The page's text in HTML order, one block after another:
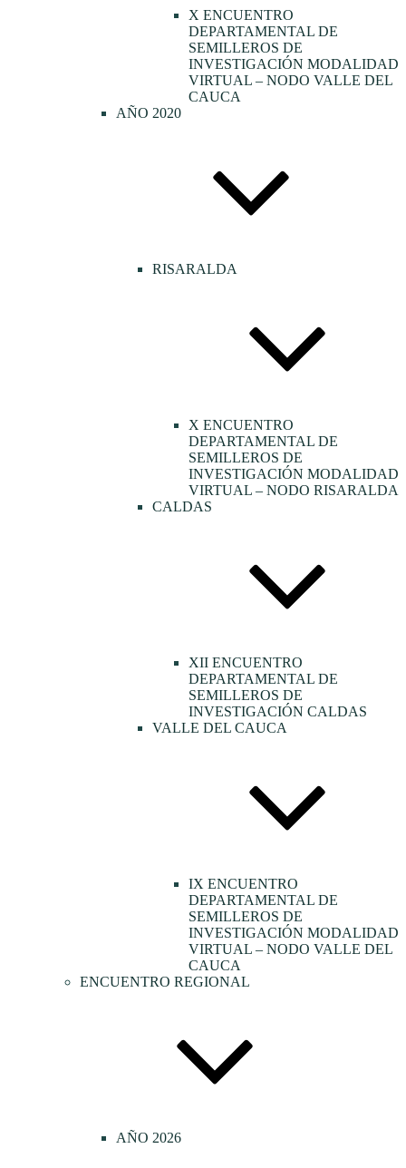
X ENCUENTRO
DEPARTAMENTAL DE
SEMILLEROS DE
INVESTIGACIÓN MODALIDAD
VIRTUAL – NODO VALLE DEL
CAUCA
AÑO 2020
RISARALDA
X ENCUENTRO
DEPARTAMENTAL DE
SEMILLEROS DE
INVESTIGACIÓN MODALIDAD
VIRTUAL – NODO RISARALDA
CALDAS
XII ENCUENTRO
DEPARTAMENTAL DE
SEMILLEROS DE
INVESTIGACIÓN CALDAS
VALLE DEL CAUCA
IX ENCUENTRO
DEPARTAMENTAL DE
SEMILLEROS DE
INVESTIGACIÓN MODALIDAD
VIRTUAL – NODO VALLE DEL
CAUCA
ENCUENTRO REGIONAL
AÑO 2026